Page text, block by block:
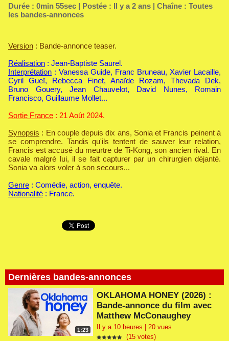
Dernières bandes-annonces
1:23
OKLAHOMA HONEY (2026) :
Bande-annonce du film avec
Matthew McConaughey
Il y a 10 heures | 20 vues
(15 votes)
Durée : 0min 55sec | Postée : Il y a 2 ans | Chaîne : Toutes
les bandes-annonces
Version : Bande-annonce teaser.
Réalisation : Jean-Baptiste Saurel.
Interprétation : Vanessa Guide, Franc Bruneau, Xavier Lacaille,
Cyril Gueï, Rebecca Finet, Anaïde Rozam, Thevada Dek,
Bruno Gouery, Jean Chauvelot, David Nunes, Romain
Francisco, Guillaume Mollet...
Sortie France : 21 Août 2024.
Synopsis : En couple depuis dix ans, Sonia et Francis peinent à
se comprendre. Tandis qu'ils tentent de sauver leur relation,
Francis est accusé du meurtre de Ti-Kong, son ancien rival. En
cavale malgré lui, il se fait capturer par un chirurgien déjanté.
Sonia va alors voler à son secours...
Genre : Comédie, action, enquête.
Nationalité : France.